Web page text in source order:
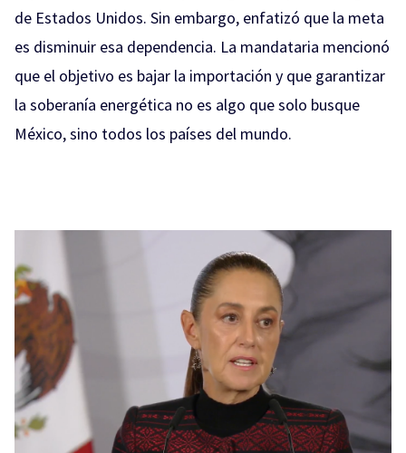
de Estados Unidos. Sin embargo, enfatizó que la meta
es disminuir esa dependencia. La mandataria mencionó
que el objetivo es bajar la importación y que garantizar
la soberanía energética no es algo que solo busque
México, sino todos los países del mundo.